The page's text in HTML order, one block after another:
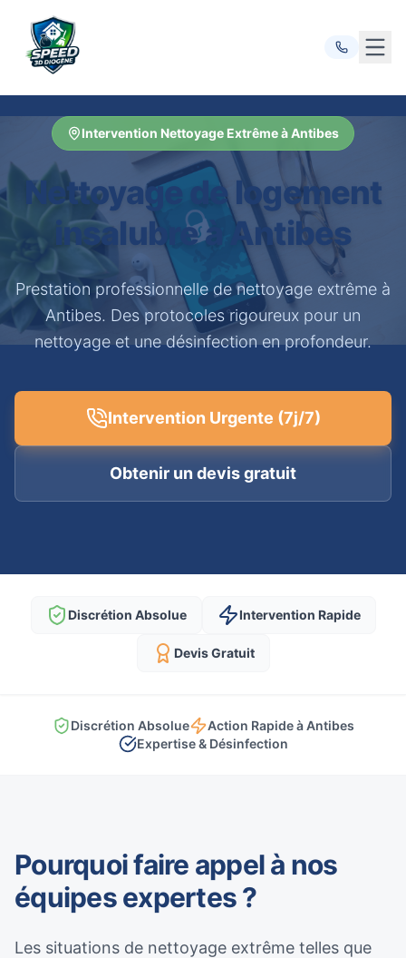
Intervention Nettoyage Extrême à Antibes
Nettoyage de logement
insalubre à Antibes
Prestation professionnelle de nettoyage extrême à
Antibes. Des protocoles rigoureux pour un
nettoyage et une désinfection en profondeur.
Intervention Urgente (7j/7)
Obtenir un devis gratuit
Discrétion Absolue Intervention Rapide
Devis Gratuit
Discrétion Absolue
Action Rapide à Antibes
Expertise & Désinfection
Pourquoi faire appel à nos
équipes expertes ?
Les situations de nettoyage extrême telles que